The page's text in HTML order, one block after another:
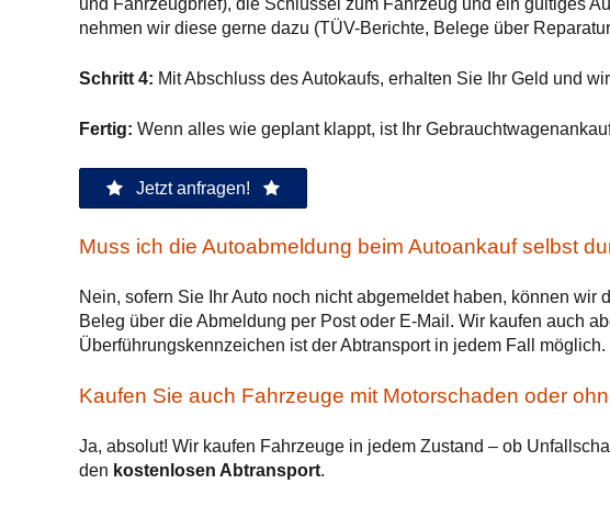
und Fahrzeugbrief), die Schlüssel zum Fahrzeug und ein gültiges
nehmen wir diese gerne dazu (TÜV-Berichte, Belege über
Schritt 4: Mit Abschluss des Autokaufs, erhalten Sie Ihr Geld und
Fertig: Wenn alles wie geplant klappt, ist Ihr
Jetzt anfragen!
Muss ich die Autoabmeldung beim Autoankauf selbst
Nein, sofern Sie Ihr Auto noch nicht abgemeldet haben, können
Beleg über die Abmeldung per Post oder E-Mail. Wir kaufen auch
Überführungskennzeichen ist der Abtransport in jedem Fall möglich.
Kaufen Sie auch Fahrzeuge mit Motorschaden oder
Ja, absolut! Wir kaufen Fahrzeuge in jedem Zustand – ob
den kostenlosen Abtransport.